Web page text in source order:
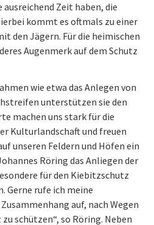
ausreichend Zeit haben, die
kommt es oftmals zu einer
den Jägern. Für die heimischen
Augenmerk auf dem Schutz
wie etwa das Anlegen von
unterstützen sie den
machen uns stark für die
Kulturlandschaft und freuen
unseren Feldern und Höfen ein
Röring das Anliegen der
für den Kiebitzschutz
Gerne rufe ich meine
auf, nach Wegen
schützen“, so Röring. Neben